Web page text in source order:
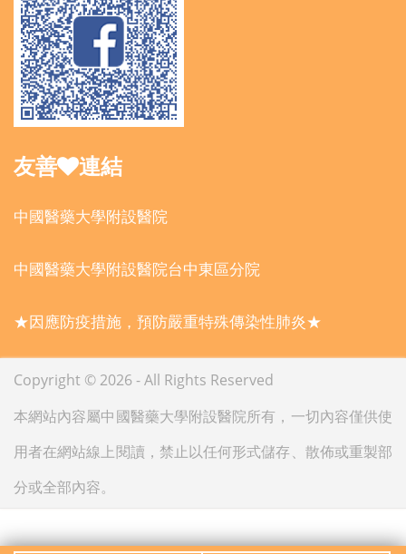
友善 連結
中國醫藥大學附設醫院
中國醫藥大學附設醫院台中東區分院
★因應防疫措施，預防嚴重特殊傳染性肺炎★
Copyright © 2026 - All Rights Reserved
本網站內容屬中國醫藥大學附設醫院所有，一切內容僅供使
用者在網站線上閱讀，禁止以任何形式儲存、散佈或重製部
分或全部內容。